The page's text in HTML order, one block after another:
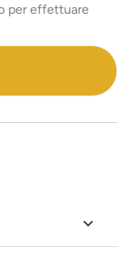
per effettuare
